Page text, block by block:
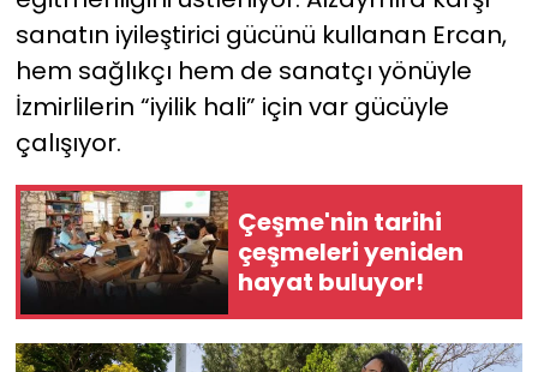
sanatın iyileştirici gücünü kullanan Ercan,
hem sağlıkçı hem de sanatçı yönüyle
İzmirlilerin “iyilik hali” için var gücüyle
çalışıyor.
Çeşme'nin tarihi
çeşmeleri yeniden
hayat buluyor!